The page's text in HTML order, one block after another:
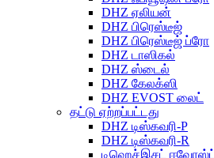
DHZ ஏலியன்
DHZ பிரெஸ்டீஜ்
DHZ பிரெஸ்டீஜ் ப்ரோ
DHZ டாஸிகல்
DHZ ஸ்டைல்
DHZ கேலக்ஸி
DHZ EVOST லைட்
தட்டு ஏற்றப்பட்டது
DHZ டிஸ்கவரி-P
DHZ டிஸ்கவரி-R
டிஹெச்இசட் ஈவோஸ்ட்